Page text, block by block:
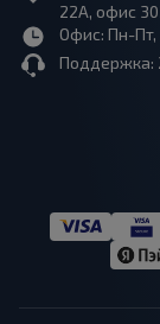
22А, офис
Офис: Пн-Пт,
Поддержка: